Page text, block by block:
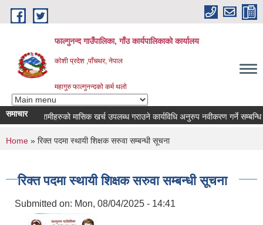
Skip to main content
फाल्गुनन्द गाउँपालिका, गाँउ कार्यपालिकाको कार्यालय
कोशी प्रदेश ,पाँचथर, नेपाल
महागुरु फाल्गुनन्दको कर्म थलो
समाचार
रोगका विरामीहरुको मासिक खर्च उपलब्ध गराउने कार्यविधि अनुरुप नवीकरण गर्ने सम्बन्धि
You are here
Home » रिक्त पदमा स्थायी शिक्षक सरुवा सम्बन्धी सूचना
रिक्त पदमा स्थायी शिक्षक सरुवा सम्बन्धी सूचना
Submitted on: Mon, 08/04/2025 - 14:41